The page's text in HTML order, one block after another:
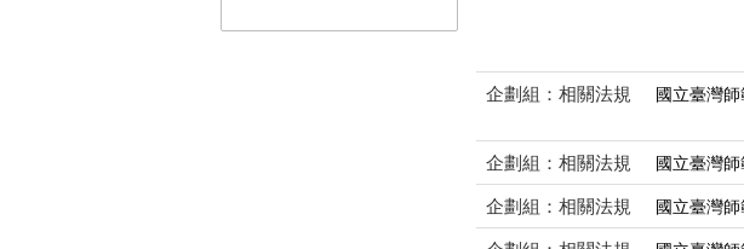
企劃組：相關法規 國立臺灣
企劃組：相關法規 國立臺灣
企劃組：相關法規 國立臺灣